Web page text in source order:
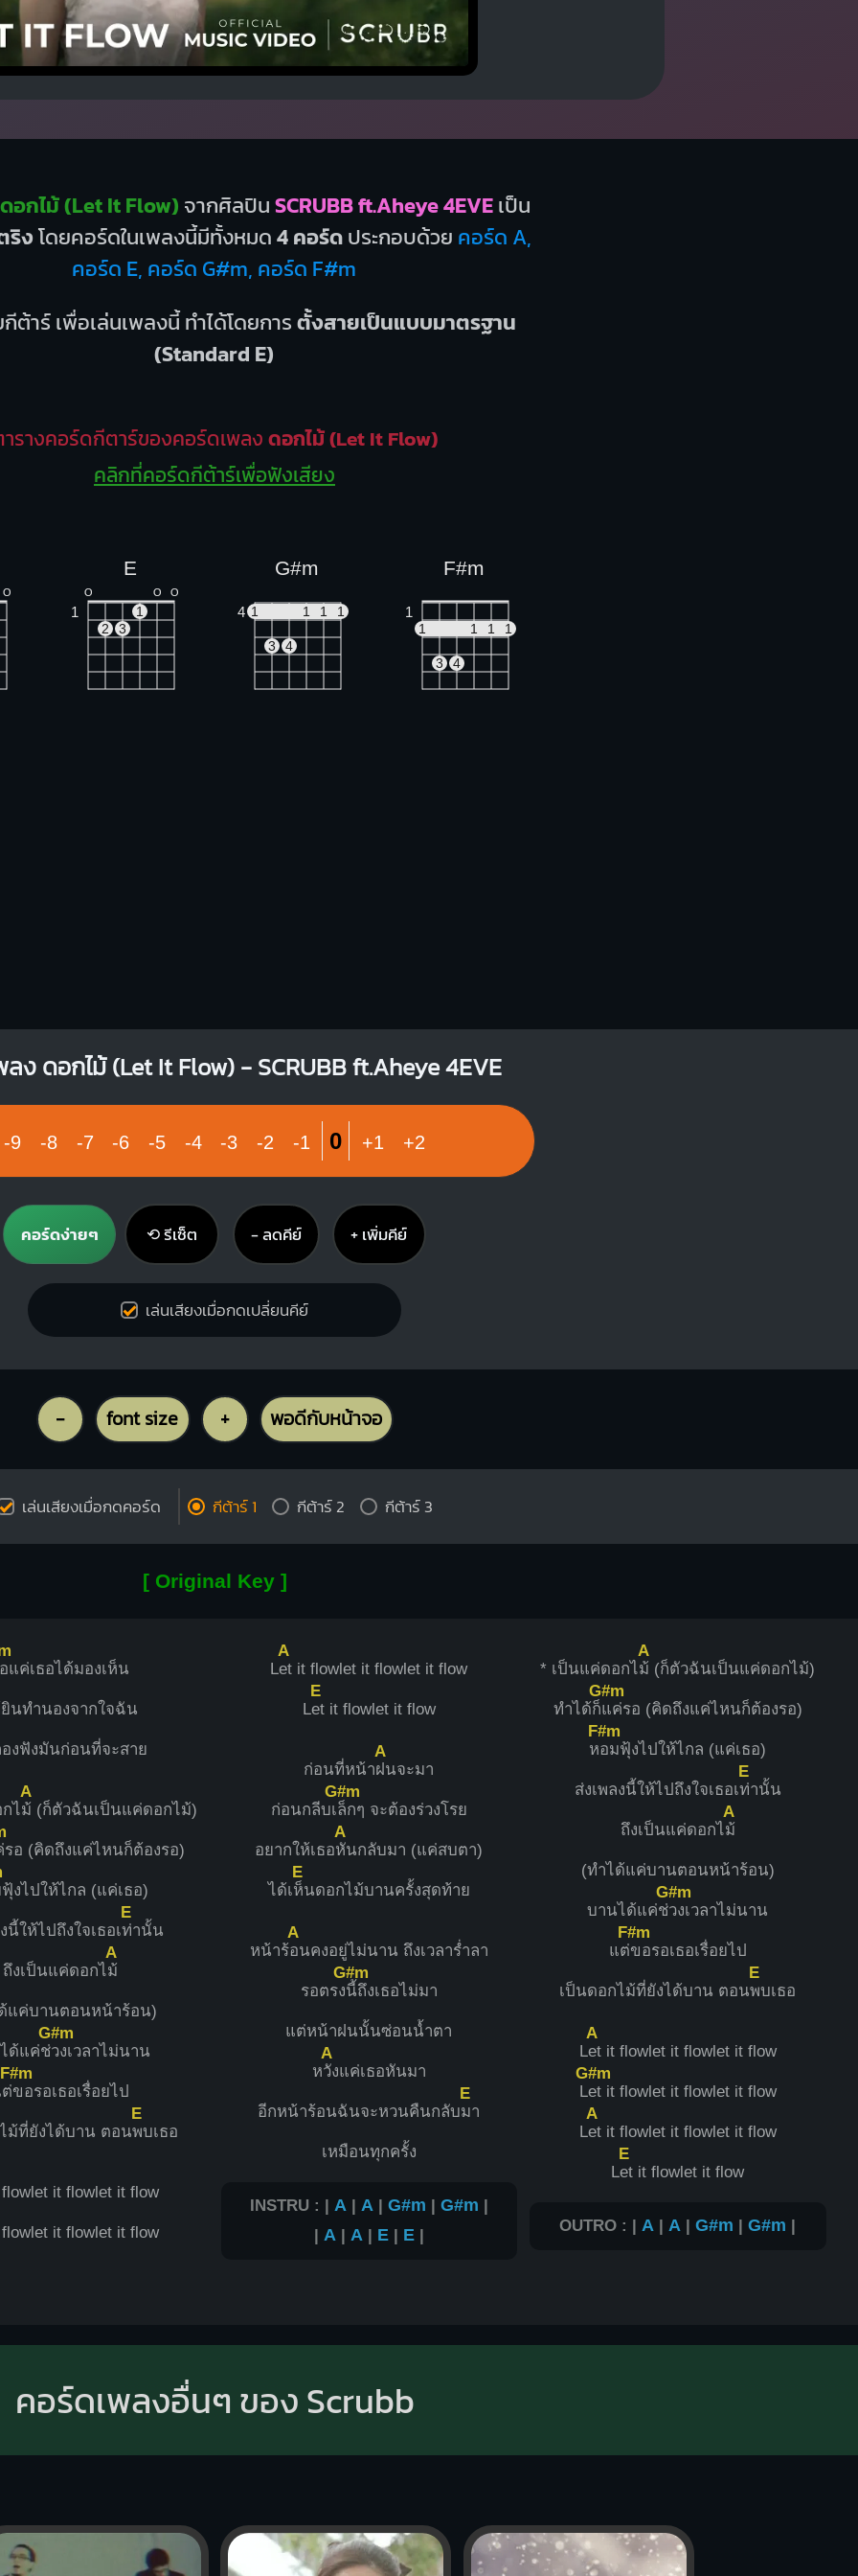
อกไม้ (Let It Flow) จากศิลปินSCRUBB ft.Aheye 4EVEเป็น
ริงโดยคอร์ดในเพลงนี้มีทั้งหมด4 คอร์ดประกอบด้วย คอร์ด A,
คอร์ด E, คอร์ด G#m, คอร์ด F#m
ต้าร์ เพื่อเล่นเพลงนี้ ทำได้โดยการตั้งสายเป็นแบบมาตรฐาน
(Standard E)
รางคอร์ดกีตาร์ของคอร์ดเพลงดอกไม้ (Let It Flow)
คลิกที่คอร์ดกีต้าร์เพื่อฟังเสียง
O
E
O O O
1
1
2
3
G#m
4 1 1 1 1
3 4
F#m
1
1 1 1 1
3 4
ง ดอกไม้ (Let It Flow) - SCRUBB ft.Aheye 4EVE
-9 -8 -7 -6 -5 -4 -3 -2 -1 0 +1 +2
คอร์ดง่ายๆ ⟲ รีเซ็ต − ลดคีย์ + เพิ่มคีย์
เล่นเสียงเมื่อกดเปลี่ยนคีย์
- font size + พอดีกับหน้าจอ
เล่นเสียงเมื่อกดคอร์ด กีต้าร์ 1 กีต้าร์ 2 กีต้าร์ 3
[ Original Key ]
แค่เธอได้มองเห็น
นทำนองจากใจฉัน
งฟังมันก่อนที่จะสาย
ไ
A
ม้ (ก็ตัวฉันเป็นแค่ดอกไม้)
รอ (คิดถึงแค่ไหนก็ต้องรอ)
งไปให้ไกล (แค่เธอ)
นี้ให้ไปถึงใจเธอเ
E
ท่านั้น
ถึงเป็นแค่ดอกไ
A
ม้
แค่บานตอนหน้าร้อน)
ด้แค่ช่
G#m
วงเวลาไม่นาน
F#m
ขอรอเธอเรื่อยไป
ม้ที่ยังได้บาน ตอน
E
พบเธอ
it flowlet it flow
it flowlet it flow
L
A
et it flowlet it flowlet it flow
L
E
et it flowlet it flow
ก่อนที่หน้า
A
ฝนจะมา
ก่อนกลีบเ
G#m
ล็กๆ จะต้องร่วงโรย
อยากให้เธอ
A
หันกลับมา (แค่สบตา)
ได้เ
E
ห็นดอกไม้บานครั้งสุดท้าย
หน้าร้
A
อนคงอยู่ไม่นาน ถึงเวลาร่ำลา
รอตรง
G#m
นี้ถึงเธอไม่มา
แต่หน้าฝนนั้นซ่อนน้ำตา
ห
A
วังแค่เธอหันมา
อีกหน้าร้อนฉันจะหวนคืนกลับ
E
มา
เหมือนทุกครั้ง
INSTRU : | A| A| G#m | G#m |
| A| A| E| E|
* เป็นแค่ดอกไ
A
ม้ (ก็ตัวฉันเป็นแค่ดอกไม้)
ทำได้ก็
G#m
แค่รอ (คิดถึงแค่ไหนก็ต้องรอ)
ห
F#m
อมฟุ้งไปให้ไกล (แค่เธอ)
ส่งเพลงนี้ให้ไปถึงใจเธอเ
E
ท่านั้น
ถึงเป็นแค่ดอกไ
A
ม้
(ทำได้แค่บานตอนหน้าร้อน)
บานได้แค่ช่
G#m
วงเวลาไม่นาน
แต่
F#m
ขอรอเธอเรื่อยไป
เป็นดอกไม้ที่ยังได้บาน ตอน
E
พบเธอ
L
A
et it flowlet it flowlet it flow
L
G#m
et it flowlet it flowlet it flow
L
A
et it flowlet it flowlet it flow
L
E
et it flowlet it flow
OUTRO : |A |A |G#m |G#m |
คอร์ดเพลงอื่นๆ ของ Scrubb